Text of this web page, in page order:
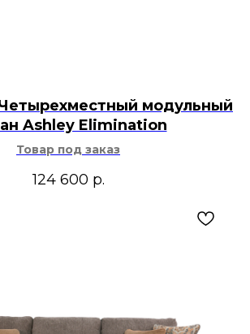
модульный
Ashley Elimination
Товар под заказ
124 600 р.